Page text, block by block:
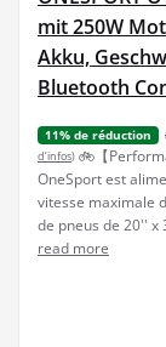
mit 250W
Akku,
Bluetooth
11% de réduction
d’infos) 🚲【
OneSport est
vitesse maximale
de pneus de 20'' x
read more